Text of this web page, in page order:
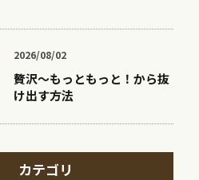
2026/08/02
贅沢〜もっともっと！から抜
け出す方法
カテゴリ